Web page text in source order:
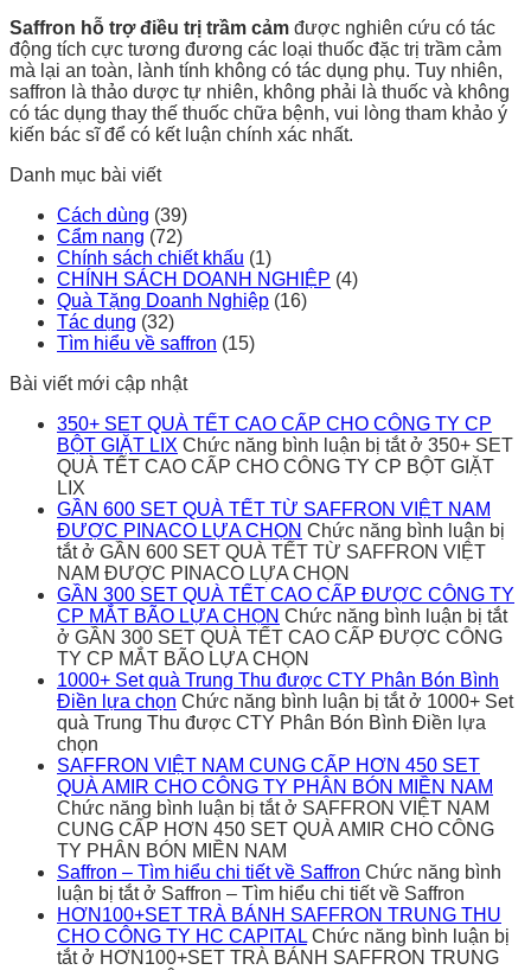
Saffron hỗ trợ điều trị trầm cảm được nghiên cứu có tác
động tích cực tương đương các loại thuốc đặc trị trầm cảm
mà lại an toàn, lành tính không có tác dụng phụ. Tuy nhiên,
saffron là thảo dược tự nhiên, không phải là thuốc và không
có tác dụng thay thế thuốc chữa bệnh, vui lòng tham khảo ý
kiến bác sĩ để có kết luận chính xác nhất.
Danh mục bài viết
Cách dùng (39)
Cẩm nang (72)
Chính sách chiết khấu (1)
CHÍNH SÁCH DOANH NGHIỆP (4)
Quà Tặng Doanh Nghiệp (16)
Tác dụng (32)
Tìm hiểu về saffron (15)
Bài viết mới cập nhật
350+ SET QUÀ TẾT CAO CẤP CHO CÔNG TY CP
BỘT GIẶT LIX Chức năng bình luận bị tắtở 350+ SET
QUÀ TẾT CAO CẤP CHO CÔNG TY CP BỘT GIẶT
LIX
GẦN 600 SET QUÀ TẾT TỪ SAFFRON VIỆT NAM
ĐƯỢC PINACO LỰA CHỌN Chức năng bình luận bị
tắtở GẦN 600 SET QUÀ TẾT TỪ SAFFRON VIỆT
NAM ĐƯỢC PINACO LỰA CHỌN
GẦN 300 SET QUÀ TẾT CAO CẤP ĐƯỢC CÔNG TY
CP MẮT BÃO LỰA CHỌN Chức năng bình luận bị tắt
ở GẦN 300 SET QUÀ TẾT CAO CẤP ĐƯỢC CÔNG
TY CP MẮT BÃO LỰA CHỌN
1000+ Set quà Trung Thu được CTY Phân Bón Bình
Điền lựa chọn Chức năng bình luận bị tắtở 1000+ Set
quà Trung Thu được CTY Phân Bón Bình Điền lựa
chọn
SAFFRON VIỆT NAM CUNG CẤP HƠN 450 SET
QUÀ AMIR CHO CÔNG TY PHÂN BÓN MIỀN NAM
Chức năng bình luận bị tắtở SAFFRON VIỆT NAM
CUNG CẤP HƠN 450 SET QUÀ AMIR CHO CÔNG
TY PHÂN BÓN MIỀN NAM
Saffron – Tìm hiểu chi tiết về Saffron Chức năng bình
luận bị tắtở Saffron – Tìm hiểu chi tiết về Saffron
HƠN100+SET TRÀ BÁNH SAFFRON TRUNG THU
CHO CÔNG TY HC CAPITAL Chức năng bình luận bị
tắtở HƠN100+SET TRÀ BÁNH SAFFRON TRUNG